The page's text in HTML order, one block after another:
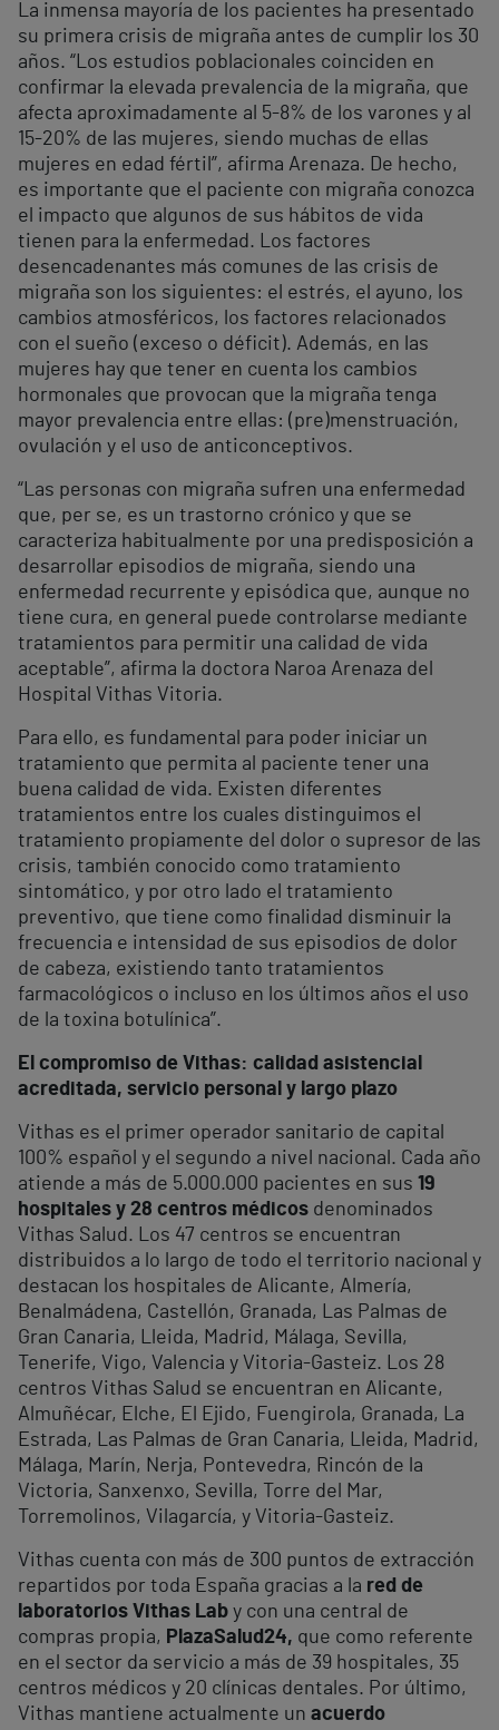
La inmensa mayoría de los pacientes ha presentado
su primera crisis de migraña antes de cumplir los 30
años. “Los estudios poblacionales coinciden en
confirmar la elevada prevalencia de la migraña, que
afecta aproximadamente al 5-8% de los varones y al
15-20% de las mujeres, siendo muchas de ellas
mujeres en edad fértil”, afirma Arenaza. De hecho,
es importante que el paciente con migraña conozca
el impacto que algunos de sus hábitos de vida
tienen para la enfermedad. Los factores
desencadenantes más comunes de las crisis de
migraña son los siguientes: el estrés, el ayuno, los
cambios atmosféricos, los factores relacionados
con el sueño (exceso o déficit). Además, en las
mujeres hay que tener en cuenta los cambios
hormonales que provocan que la migraña tenga
mayor prevalencia entre ellas: (pre)menstruación,
ovulación y el uso de anticonceptivos.
“Las personas con migraña sufren una enfermedad
que, per se, es un trastorno crónico y que se
caracteriza habitualmente por una predisposición a
desarrollar episodios de migraña, siendo una
enfermedad recurrente y episódica que, aunque no
tiene cura, en general puede controlarse mediante
tratamientos para permitir una calidad de vida
aceptable”, afirma la doctora Naroa Arenaza del
Hospital Vithas Vitoria.
Para ello, es fundamental para poder iniciar un
tratamiento que permita al paciente tener una
buena calidad de vida. Existen diferentes
tratamientos entre los cuales distinguimos el
tratamiento propiamente del dolor o supresor de las
crisis, también conocido como tratamiento
sintomático, y por otro lado el tratamiento
preventivo, que tiene como finalidad disminuir la
frecuencia e intensidad de sus episodios de dolor
de cabeza, existiendo tanto tratamientos
farmacológicos o incluso en los últimos años el uso
de la toxina botulínica”.
El compromiso de Vithas: calidad asistencial
acreditada, servicio personal y largo plazo
Vithas es el primer operador sanitario de capital
100% español y el segundo a nivel nacional. Cada año
atiende a más de 5.000.000 pacientes en sus 19
hospitales y 28 centros médicos denominados
Vithas Salud. Los 47 centros se encuentran
distribuidos a lo largo de todo el territorio nacional y
destacan los hospitales de Alicante, Almería,
Benalmádena, Castellón, Granada, Las Palmas de
Gran Canaria, Lleida, Madrid, Málaga, Sevilla,
Tenerife, Vigo, Valencia y Vitoria-Gasteiz. Los 28
centros Vithas Salud se encuentran en Alicante,
Almuñécar, Elche, El Ejido, Fuengirola, Granada, La
Estrada, Las Palmas de Gran Canaria, Lleida, Madrid,
Málaga, Marín, Nerja, Pontevedra, Rincón de la
Victoria, Sanxenxo, Sevilla, Torre del Mar,
Torremolinos, Vilagarcía, y Vitoria-Gasteiz.
Vithas cuenta con más de 300 puntos de extracción
repartidos por toda España gracias a la red de
laboratorios Vithas Lab y con una central de
compras propia, PlazaSalud24, que como referente
en el sector da servicio a más de 39 hospitales, 35
centros médicos y 20 clínicas dentales. Por último,
Vithas mantiene actualmente un acuerdo